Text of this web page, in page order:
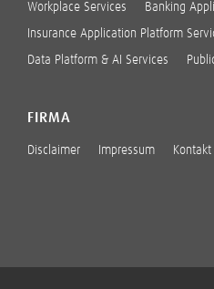
Workplace Services Banking
Insurance Application Platform
Data Platform & AI Services
FIRMA
Disclaimer Impressum Kontakt